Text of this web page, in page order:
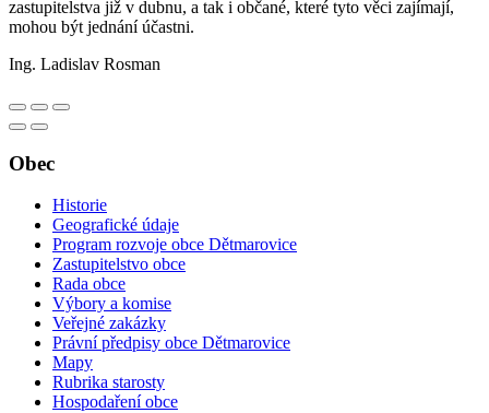
zastupitelstva již v dubnu, a tak i občané, které tyto věci zajímají,
mohou být jednání účastni.
Ing. Ladislav Rosman
Obec
Historie
Geografické údaje
Program rozvoje obce Dětmarovice
Zastupitelstvo obce
Rada obce
Výbory a komise
Veřejné zakázky
Právní předpisy obce Dětmarovice
Mapy
Rubrika starosty
Hospodaření obce